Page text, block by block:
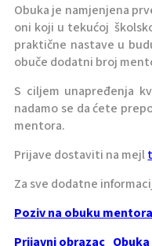
Obuka je namjenjena
oni koji u tekućoj
praktične nastave u
obuče dodatni broj
S ciljem unapređenja
nadamo se da ćete
mentora.
Prijave dostaviti na mejl
Za sve dodatne
Poziv na obuku
Prijavni